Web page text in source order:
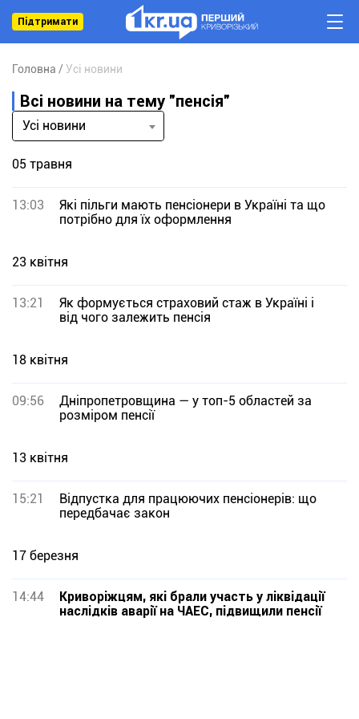
Підтримати
Головна Усі новини
Всі новини на тему "пенсія"
Усі новини
05 травня
13:03
Які пільги мають пенсіонери в Україні та що
потрібно для їх оформлення
23 квітня
13:21
Як формується страховий стаж в Україні і
від чого залежить пенсія
18 квітня
09:56
Дніпропетровщина — у топ-5 областей за
розміром пенсії
13 квітня
15:21
Відпустка для працюючих пенсіонерів: що
передбачає закон
17 березня
14:44
Криворіжцям, які брали участь у ліквідації
наслідків аварії на ЧАЕС, підвищили пенсії